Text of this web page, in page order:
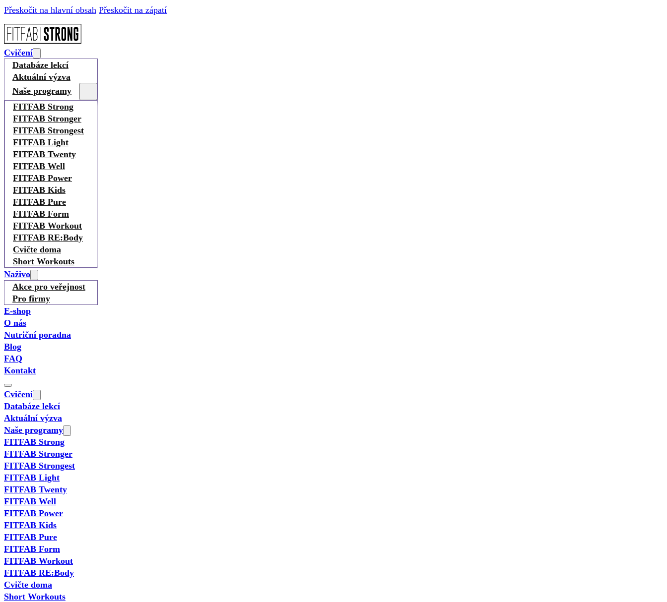
Přeskočit na hlavní obsah Přeskočit na zápatí
Cvičení
Databáze lekcí
Aktuální výzva
Naše programy
FITFAB Strong
FITFAB Stronger
FITFAB Strongest
FITFAB Light
FITFAB Twenty
FITFAB Well
FITFAB Power
FITFAB Kids
FITFAB Pure
FITFAB Form
FITFAB Workout
FITFAB RE:Body
Cvičte doma
Short Workouts
Naživo
Akce pro veřejnost
Pro firmy
E-shop
O nás
Nutriční poradna
Blog
FAQ
Kontakt
Cvičení
Databáze lekcí
Aktuální výzva
Naše programy
FITFAB Strong
FITFAB Stronger
FITFAB Strongest
FITFAB Light
FITFAB Twenty
FITFAB Well
FITFAB Power
FITFAB Kids
FITFAB Pure
FITFAB Form
FITFAB Workout
FITFAB RE:Body
Cvičte doma
Short Workouts